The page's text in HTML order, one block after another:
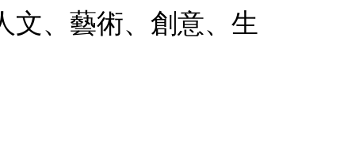
文、藝術、創意、生